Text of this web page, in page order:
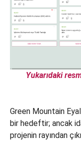
Yukarıdaki
Green Mountain
bir hedeftir; ancak
projenin rayından